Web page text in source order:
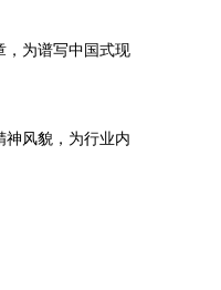
，为谱写中国式现
神风貌，为行业内